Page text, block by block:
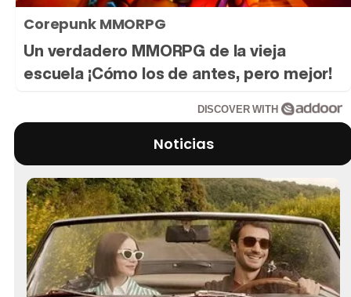
Corepunk MMORPG
Un verdadero MMORPG de la vieja
escuela ¡Cómo los de antes, pero mejor!
DISCOVER WITH
Noticias